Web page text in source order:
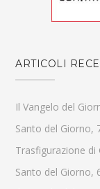
ARTICOLI
Il Vangelo del
Santo del Giorno,
Trasfigurazione di
Santo del Giorno,